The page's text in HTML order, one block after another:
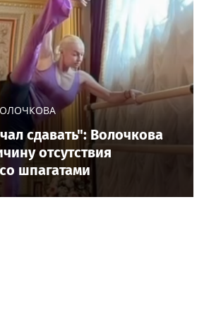
сдавать": Волочкова
отсутствия
шпагатами